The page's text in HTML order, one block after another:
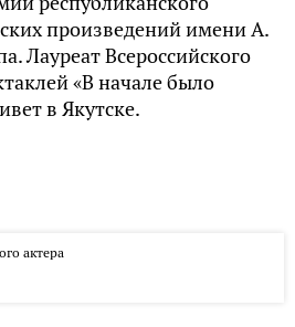
произведений имени А.
Лауреат Всероссийского
«В начале было
в Якутске.
актера